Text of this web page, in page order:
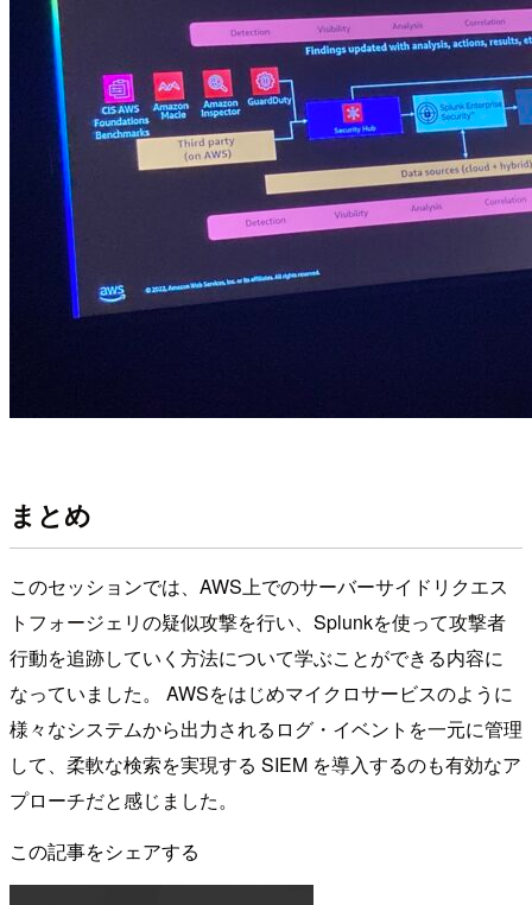
まとめ
このセッションでは、AWS上でのサーバーサイドリクエス
トフォージェリの疑似攻撃を行い、Splunkを使って攻撃者
行動を追跡していく方法について学ぶことができる内容に
なっていました。 AWSをはじめマイクロサービスのように
様々なシステムから出力されるログ・イベントを一元に管理
して、柔軟な検索を実現する SIEM を導入するのも有効なア
プローチだと感じました。
この記事をシェアする